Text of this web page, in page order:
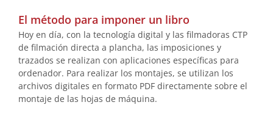
El método para imponer un libro
Hoy en día, con la tecnología digital y las filmadoras CTP
de filmación directa a plancha, las imposiciones y
trazados se realizan con aplicaciones específicas para
ordenador. Para realizar los montajes, se utilizan los
archivos digitales en formato PDF directamente sobre el
montaje de las hojas de máquina.